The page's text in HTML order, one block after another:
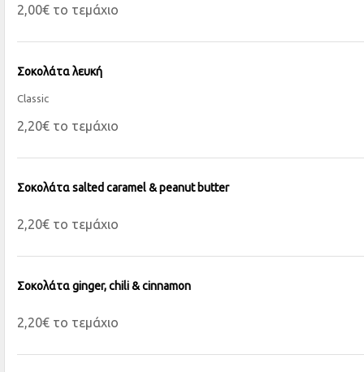
2,00€ το τεμάχιο
Σοκολάτα λευκή
Classic
2,20€ το τεμάχιο
Σοκολάτα salted caramel & peanut butter
2,20€ το τεμάχιο
Σοκολάτα ginger, chili & cinnamon
2,20€ το τεμάχιο